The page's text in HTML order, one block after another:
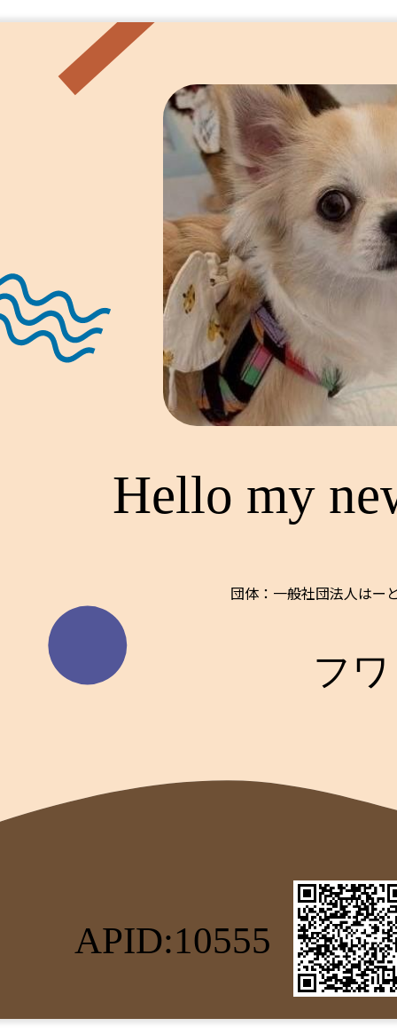
Hello my
団体：一般社団法人はー
フワ
APID:10555